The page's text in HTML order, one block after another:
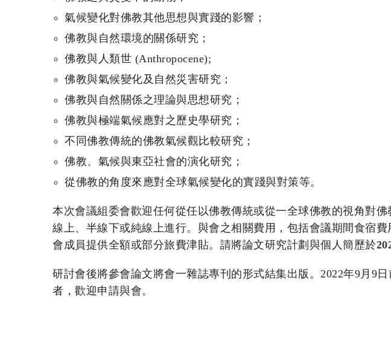
氣候變化對佛教其他思想與實踐的影響；
佛教與自然環境的關係研究；
佛教與人類世 (Anthropocene);
佛教與氣候變化及自然災害研究；
佛教與自然關係之理論與思想研究；
佛教與極端氣候應對之歷史學研究；
不同佛教傳統的佛教氣候觀比較研究；
佛教、氣候與東亞社會的演化研究；
從佛教的角度來應對全球氣候變化的實踐與對策等。
本次會議組委會歡迎任何從任以佛教傳統或從一全球佛教的視角對
線上、半線下或純線上進行。與會之相關費用，包括會議期間食宿
會成員提供全額或部分旅費津貼。請將論文研究計劃與個人簡歷於
研討會後將參會論文將會一雜誌專刊的形式結集出版。2022年9月9
者，歡迎申請與會。